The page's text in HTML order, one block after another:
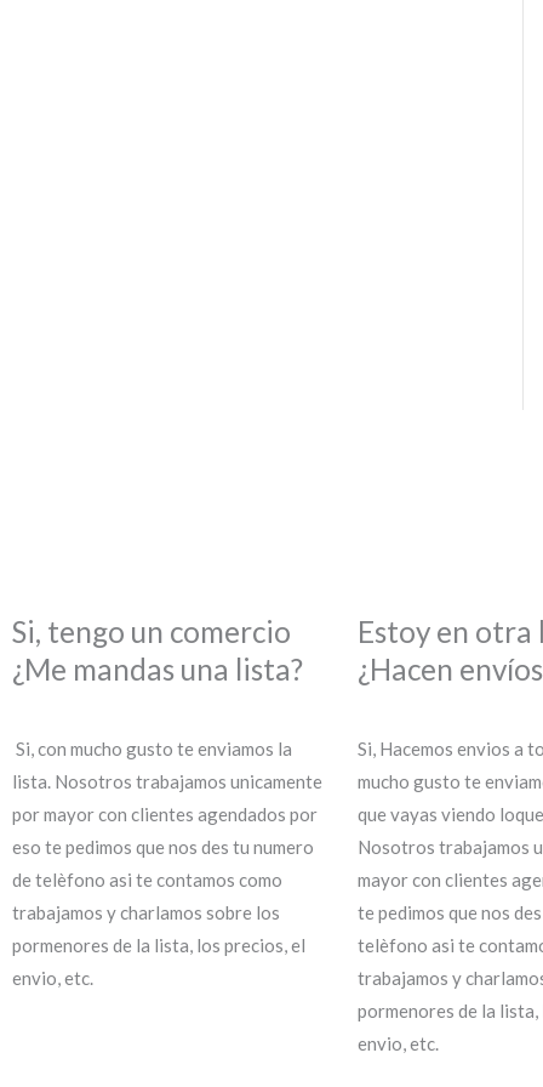
Si, tengo un comercio
¿Me mandas una lista?
Si, con mucho gusto te enviamos la
lista. Nosotros trabajamos unicamente
por mayor con clientes agendados por
eso te pedimos que nos des tu numero
de telèfono asi te contamos como
trabajamos y charlamos sobre los
pormenores de la lista, los precios, el
envio, etc.
Estoy en otra
¿Hacen
Si, Hacemos envios a
mucho gusto te
que vayas viendo
Nosotros trabajamos
mayor con clientes
te pedimos que nos
telèfono asi te
trabajamos y
pormenores de la lista,
envio, etc.